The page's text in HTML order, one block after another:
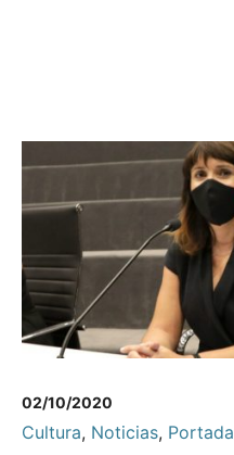
02/10/2020
Cultura, Noticias, Portada